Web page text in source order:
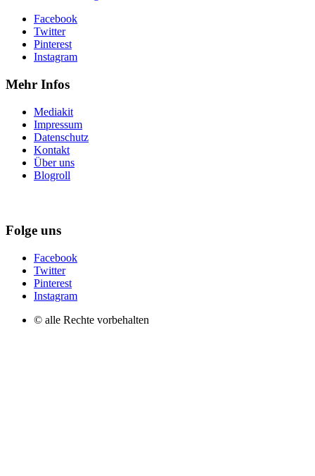
Facebook
Twitter
Pinterest
Instagram
Mehr Infos
Mediakit
Impressum
Datenschutz
Kontakt
Über uns
Blogroll
Folge uns
Facebook
Twitter
Pinterest
Instagram
© alle Rechte vorbehalten